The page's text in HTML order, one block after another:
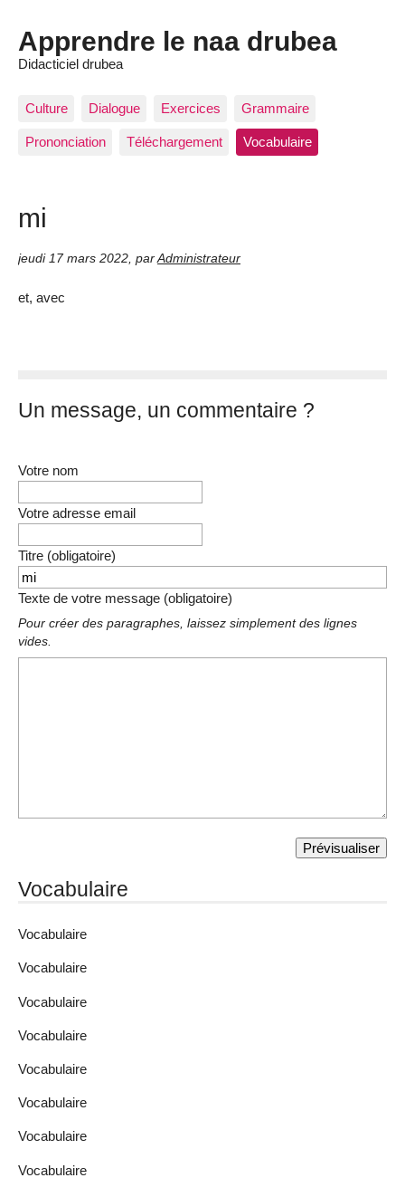
Apprendre le naa drubea
Didacticiel drubea
Culture Dialogue Exercices Grammaire
Prononciation Téléchargement Vocabulaire
mi
jeudi 17 mars 2022 par Administrateur
et, avec
Un message, un commentaire ?
Votre nom
Votre adresse email
Titre (obligatoire)
Texte de votre message (obligatoire)
Pour créer des paragraphes, laissez simplement des lignes
vides.
Vocabulaire
Vocabulaire
Vocabulaire
Vocabulaire
Vocabulaire
Vocabulaire
Vocabulaire
Vocabulaire
Vocabulaire